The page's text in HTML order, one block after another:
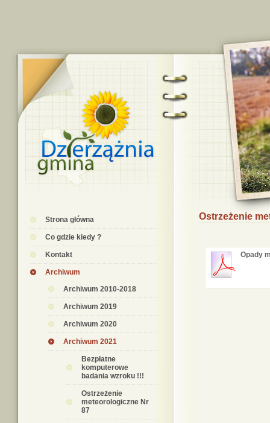
Strona główna
Co gdzie kiedy ?
Kontakt
Archiwum
Archiwum 2010-2018
Archiwum 2019
Archiwum 2020
Archiwum 2021
Bezpłatne
komputerowe
badania wzroku !!!
Ostrzeżenie
meteorologiczne Nr
87
Ostrzeżenie
Opady